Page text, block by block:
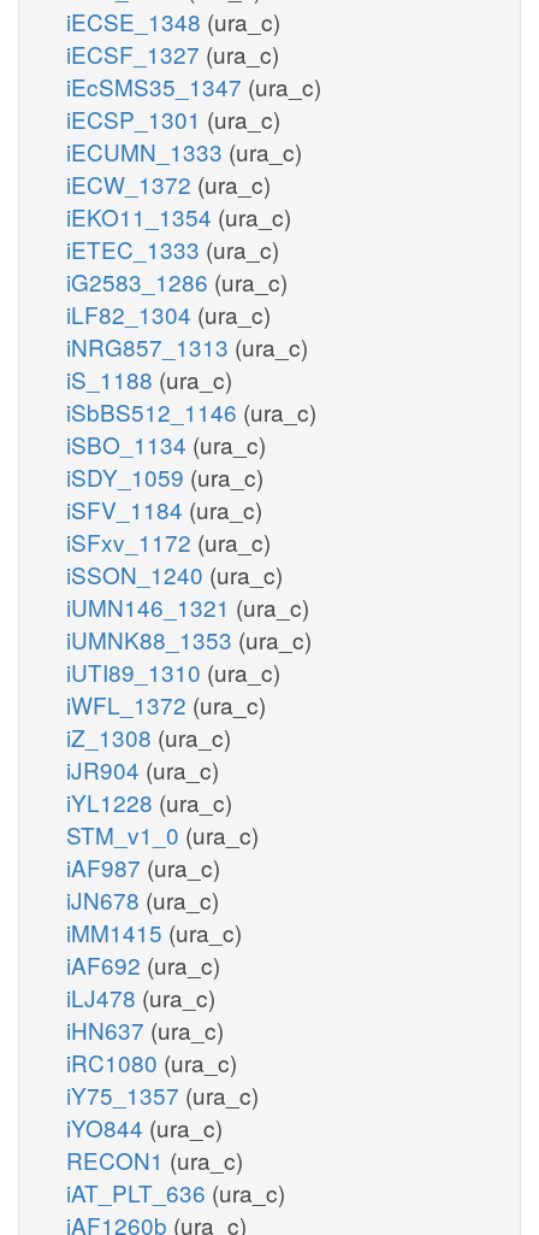
iECSE_1348 (ura_c)
iECSF_1327 (ura_c)
iEcSMS35_1347 (ura_c)
iECSP_1301 (ura_c)
iECUMN_1333 (ura_c)
iECW_1372 (ura_c)
iEKO11_1354 (ura_c)
iETEC_1333 (ura_c)
iG2583_1286 (ura_c)
iLF82_1304 (ura_c)
iNRG857_1313 (ura_c)
iS_1188 (ura_c)
iSbBS512_1146 (ura_c)
iSBO_1134 (ura_c)
iSDY_1059 (ura_c)
iSFV_1184 (ura_c)
iSFxv_1172 (ura_c)
iSSON_1240 (ura_c)
iUMN146_1321 (ura_c)
iUMNK88_1353 (ura_c)
iUTI89_1310 (ura_c)
iWFL_1372 (ura_c)
iZ_1308 (ura_c)
iJR904 (ura_c)
iYL1228 (ura_c)
STM_v1_0 (ura_c)
iAF987 (ura_c)
iJN678 (ura_c)
iMM1415 (ura_c)
iAF692 (ura_c)
iLJ478 (ura_c)
iHN637 (ura_c)
iRC1080 (ura_c)
iY75_1357 (ura_c)
iYO844 (ura_c)
RECON1 (ura_c)
iAT_PLT_636 (ura_c)
iAF1260b (ura_c)